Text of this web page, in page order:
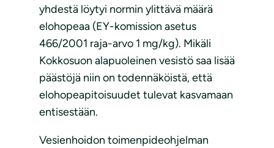
yhdestä löytyi normin ylittävä määrä
elohopeaa (EY-komission asetus
466/2001 raja-arvo 1 mg/kg). Mikäli
Kokkosuon alapuoleinen vesistö saa lisää
päästöjä niin on todennäköistä, että
elohopeapitoisuudet tulevat kasvamaan
entisestään.
Vesienhoidon toimenpideohjelman